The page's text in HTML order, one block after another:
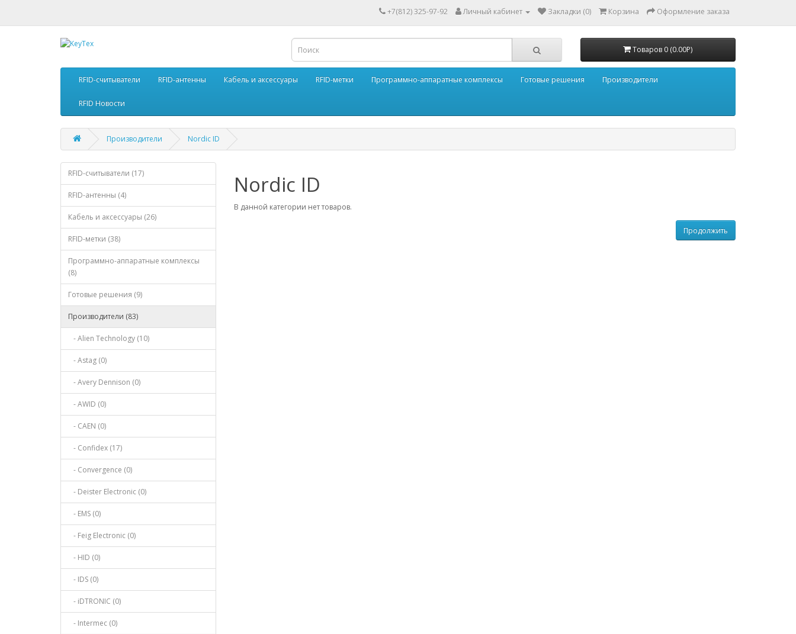
+7(812) 325-97-92 Личный кабинет Закладки (0) Корзина Оформление заказа
Товаров 0 (0.00Р)
RFID-считыватели RFID-антенны Кабель и аксессуары RFID-метки Программно-аппаратные комплексы Готовые решения Производители
RFID Новости
Производители Nordic ID
RFID-считыватели (17)
RFID-антенны (4)
Кабель и аксессуары (26)
RFID-метки (38)
Программно-аппаратные комплексы
(8)
Готовые решения (9)
Производители (83)
- Alien Technology (10)
- Astag (0)
- Avery Dennison (0)
- AWID (0)
- CAEN (0)
- Confidex (17)
- Convergence (0)
- Deister Electronic (0)
- EMS (0)
- Feig Electronic (0)
- HID (0)
- IDS (0)
- iDTRONIC (0)
- Intermec (0)
Nordic ID
В данной категории нет товаров.
Продолжить